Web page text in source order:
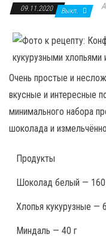
09.11.2020 Выкл.
Очень простые и
вкусные и интересные
минимального набора
шоколада и
Продукты
Шоколад белый — 160
Хлопья кукурузные —
Миндаль — 40 г